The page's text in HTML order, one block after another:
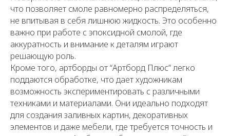
что позволяет смоле равномерно распределяться,
не впитывая в себя лишнюю жидкость. Это особенно
важно при работе с эпоксидной смолой, где
аккуратность и внимание к деталям играют
решающую роль.
Кроме того, артборды от “Артборд Плюс” легко
поддаются обработке, что дает художникам
возможность экспериментировать с различными
техниками и материалами. Они идеально подходят
для создания заливных картин, декоративных
элементов и даже мебели, где требуется точность и